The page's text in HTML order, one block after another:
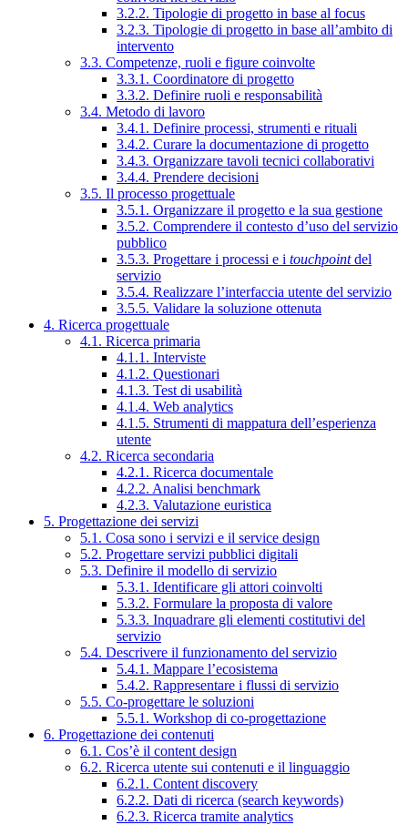
3.2.2. Tipologie di progetto in base al focus
3.2.3. Tipologie di progetto in base all’ambito di
intervento
3.3. Competenze, ruoli e figure coinvolte
3.3.1. Coordinatore di progetto
3.3.2. Definire ruoli e responsabilità
3.4. Metodo di lavoro
3.4.1. Definire processi, strumenti e rituali
3.4.2. Curare la documentazione di progetto
3.4.3. Organizzare tavoli tecnici collaborativi
3.4.4. Prendere decisioni
3.5. Il processo progettuale
3.5.1. Organizzare il progetto e la sua gestione
3.5.2. Comprendere il contesto d’uso del servizio
pubblico
3.5.3. Progettare i processi e i touchpointdel
servizio
3.5.4. Realizzare l’interfaccia utente del servizio
3.5.5. Validare la soluzione ottenuta
4. Ricerca progettuale
4.1. Ricerca primaria
4.1.1. Interviste
4.1.2. Questionari
4.1.3. Test di usabilità
4.1.4. Web analytics
4.1.5. Strumenti di mappatura dell’esperienza
utente
4.2. Ricerca secondaria
4.2.1. Ricerca documentale
4.2.2. Analisi benchmark
4.2.3. Valutazione euristica
5. Progettazione dei servizi
5.1. Cosa sono i servizi e il service design
5.2. Progettare servizi pubblici digitali
5.3. Definire il modello di servizio
5.3.1. Identificare gli attori coinvolti
5.3.2. Formulare la proposta di valore
5.3.3. Inquadrare gli elementi costitutivi del
servizio
5.4. Descrivere il funzionamento del servizio
5.4.1. Mappare l’ecosistema
5.4.2. Rappresentare i flussi di servizio
5.5. Co-progettare le soluzioni
5.5.1. Workshop di co-progettazione
6. Progettazione dei contenuti
6.1. Cos’è il content design
6.2. Ricerca utente sui contenuti e il linguaggio
6.2.1. Content discovery
6.2.2. Dati di ricerca (search keywords)
6.2.3. Ricerca tramite analytics